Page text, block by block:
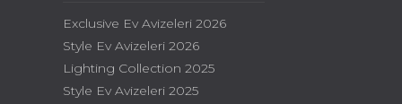
Exclusive Ev Avizeleri 2026
Style Ev Avizeleri 2026
Lighting Collection 2025
Style Ev Avizeleri 2025